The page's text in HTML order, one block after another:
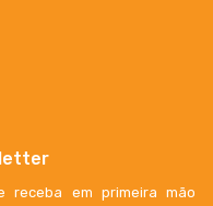
receba em primeira mão